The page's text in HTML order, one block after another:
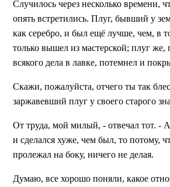
Случилось через несколько времени,
опять встретились. Плуг, бывший у
как серебро, и был ещё лучше, чем, в
только вышел из мастерской; плуг
всякого дела в лавке, потемнел и
Скажи, пожалуйста, отчего ты так
заржавевший плуг у своего старого
От труда, мой милый, - отвечал тот. -
и сделался хуже, чем был, то потому,
пролежал на боку, ничего не делая.
Думаю, все хорошо поняли, какое